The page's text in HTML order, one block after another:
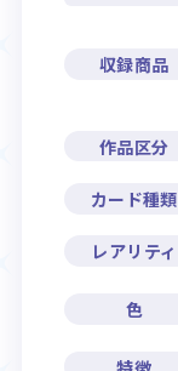
収録商品
作品区分
カード種類
レアリティ
色